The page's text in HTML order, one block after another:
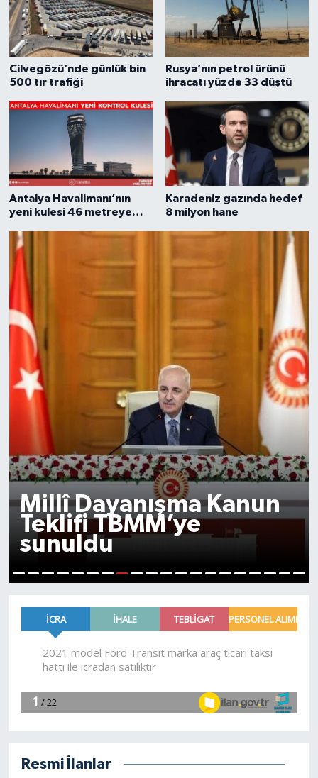
Cilvegözü’nde günlük bin
500 tır trafiği
Rusya’nın petrol ürünü
ihracatı yüzde 33 düştü
Antalya Havalimanı’nın
yeni kulesi 46 metreye
Karadeniz gazında hedef
8 milyon hane
Millî Dayanışma Kanun
Teklifi TBMM’ye
sunuldu
Resmi İlanlar